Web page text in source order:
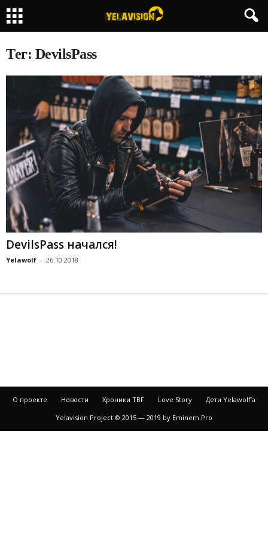
Тег: DevilsPass
DevilsPass начался!
Yelawolf - 26.10.2018
О проекте Новости Хроники TBF Love Story
Дети Yelawolf’a
Yelavision Project © 2015 — 2019 by Eminem.Pro